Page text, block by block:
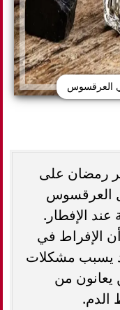
العرقسوس
رمضان على
العرقسوس
عند الإفطار.
الإفراط في
يسبب مشكلات
من
الدم.